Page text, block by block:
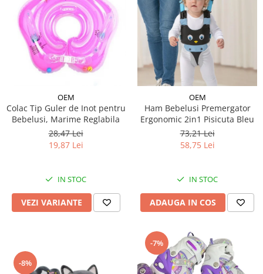
OEM
Colac Tip Guler de Inot pentru
Bebelusi, Marime Reglabila
28,47 Lei
19,87 Lei
IN STOC
VEZI VARIANTE
OEM
Ham Bebelusi Premergator
Ergonomic 2in1 Pisicuta Bleu
73,21 Lei
58,75 Lei
IN STOC
ADAUGA IN COS
-8%
-7%